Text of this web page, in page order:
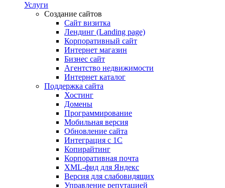
Услуги
Создание сайтов
Сайт визитка
Лендинг (Landing page)
Корпоративный сайт
Интернет магазин
Бизнес сайт
Агентство недвижимости
Интернет каталог
Поддержка сайта
Хостинг
Домены
Программирование
Мобильная версия
Обновление сайта
Интеграция с 1С
Копирайтинг
Корпоративная почта
XML-фид для Яндекс
Версия для слабовидящих
Управление репутацией